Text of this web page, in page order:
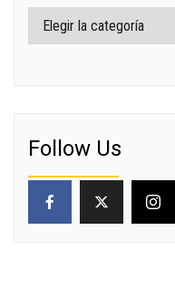
Categorías
Follow Us